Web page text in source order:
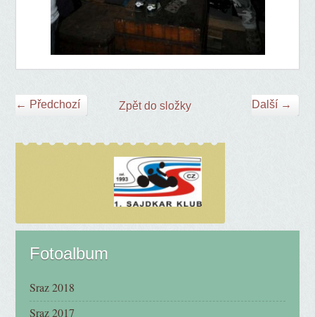
← Předchozí Další →
Zpět do složky
Fotoalbum
Sraz 2018
Sraz 2017